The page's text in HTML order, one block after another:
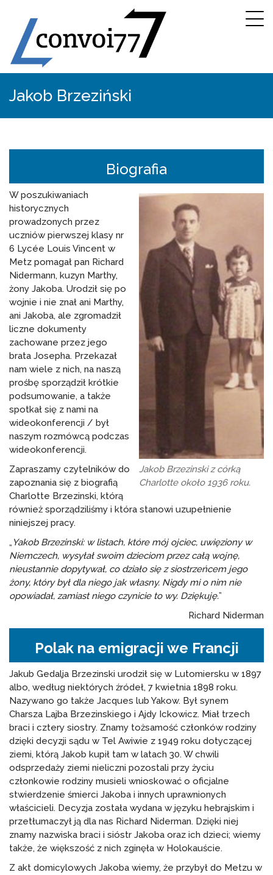
Jakob Brzeziński
Biografia
Jakob Brzezinski z córką
Charlotte około 1936 roku.
W poszukiwaniach
historycznych
prowadzonych przez
uczniów pierwszej klasy nr
6 Lycée Louis Vincent w
Metz pomagał pan Richard
Nidermann, kuzyn Marthy,
żony Jakoba. Urodził się po
wojnie i nie znał ani Marthy,
ani Jakoba, ale zgromadził
liczne dokumenty
zachowane przez jego
brata Josepha. Przekazał
nam wiele z nich, na naszą
prośbę sporządził krótkie
podsumowanie, a także
spotkał się z nami na
wideokonferencji / był
naszym rozmówcą podczas
wideokonferencji.
Zapraszamy czytelników do
zapoznania się z biografią
Charlotte Brzezinski, którą
również sporządziliśmy i która stanowi uzupełnienie
niniejszej pracy.
„ Yakob Brzezinski: w listach, które mój ojciec, uwięziony w
Niemczech, wysyłał swoim dzieciom przez całą wojnę,
nieustannie dopytywał, co działo się z siostrzeńcem jego
żony, który był dla niego jak własny. Nigdy mi o nim nie
opowiadał, zamiast niego czynicie to wy. Dziękuję.”
Richard Niderman
Polak na emigracji we Francji
Jakub Gedalja Brzezinski urodził się w Lutomiersku w 1897
albo, według niektórych źródeł, 7 kwietnia 1898 roku.
Nazywano go także Jacques lub Yakow. Był synem
Charsza Lajba Brzezinskiego i Ajdy Ickowicz. Miał trzech
braci i cztery siostry. Znamy tożsamość członków rodziny
dzięki decyzji sądu w Tel Awiwie z 1949 roku dotyczącej
ziemi, którą Jakob kupił tam w latach 30. W chwili
odsprzedaży ziemi nieliczni pozostali przy życiu
członkowie rodziny musieli wnioskować o oficjalne
stwierdzenie śmierci Jakoba i innych uprawnionych
właścicieli. Decyzja została wydana w języku hebrajskim i
przetłumaczył ją dla nas Richard Niderman. Dzięki niej
znamy nazwiska braci i sióstr Jakoba oraz ich dzieci; wiemy
także, że większość z nich zginęła w Holokauście.
Z akt domicylowych Jakoba wiemy, że przybył do Metzu w